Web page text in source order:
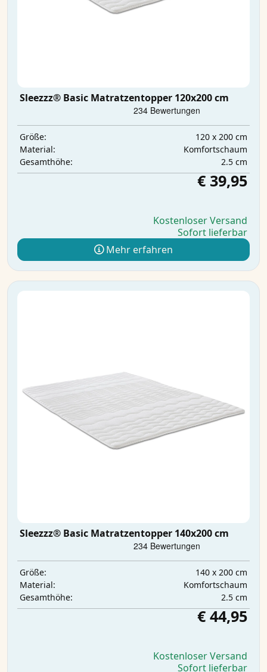
Sleezzz® Basic Matratzentopper 120x200 cm
Größe:
120 x 200 cm
Material:
Komfortschaum
Gesamthöhe:
2.5 cm
€ 39,95
Kostenloser Versand
Sofort lieferbar
Mehr erfahren
Sleezzz® Basic Matratzentopper 140x200 cm
Größe:
140 x 200 cm
Material:
Komfortschaum
Gesamthöhe:
2.5 cm
€ 44,95
Kostenloser Versand
Sofort lieferbar